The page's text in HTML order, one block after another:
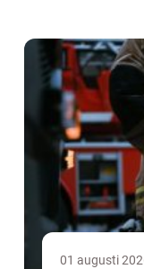
m...
01 augusti